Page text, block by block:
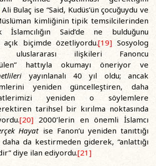
Ali Bulaç ise “Said, Kudüs’ün çocuğuydu ve
kimliğinin tipik temsilcilerinden
Said’de ne bulduğunu
biçimde özetliyordu.[19] Sosyolog
ilişkileri Fanoncu
hattıyla okumayı öneriyor ve
yayınlanalı 40 yıl oldu; ancak
yeniden güncelleştiren, daha
yeniden o söylemlere
tarihsel bir kırılma noktasında
[20]2000’lerin en önemli İslamcı
Hayatise Fanon’u yeniden tanıttığı
da kestirmeden giderek, “anlattığı
diye ilan ediyordu.[21]